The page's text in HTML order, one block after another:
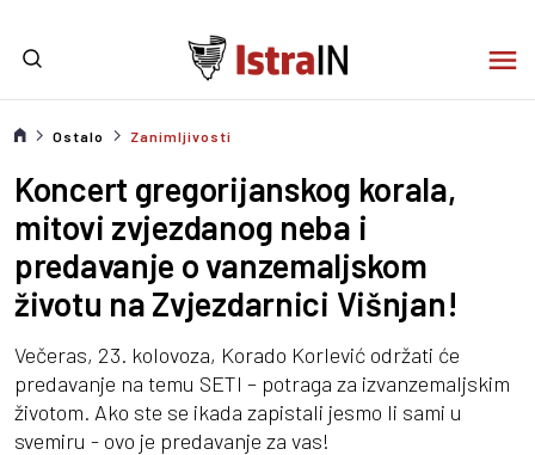
Ostalo Zanimljivosti
Koncert gregorijanskog korala,
mitovi zvjezdanog neba i
predavanje o vanzemaljskom
životu na Zvjezdarnici Višnjan!
Večeras, 23. kolovoza, Korado Korlević održati će
predavanje na temu SETI – potraga za izvanzemaljskim
životom. Ako ste se ikada zapistali jesmo li sami u
svemiru - ovo je predavanje za vas!